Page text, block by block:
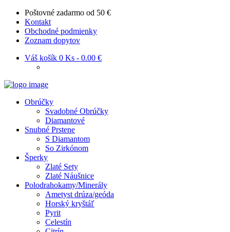
Poštovné zadarmo od 50 €
Kontakt
Obchodné podmienky
Zoznam dopytov
Váš košík 0 Ks - 0.00 €
Obrúčky
Svadobné Obrúčky
Diamantové
Snubné Prstene
S Diamantom
So Zirkónom
Šperky
Zlaté Sety
Zlaté Náušnice
Polodrahokamy/Minerály
Ametyst drúza/geóda
Horský kryštáľ
Pyrit
Celestín